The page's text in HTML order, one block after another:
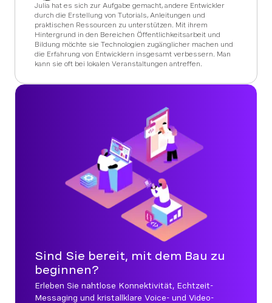
Julia hat es sich zur Aufgabe gemacht, andere Entwickler
durch die Erstellung von Tutorials, Anleitungen und
praktischen Ressourcen zu unterstützen. Mit ihrem
Hintergrund in den Bereichen Öffentlichkeitsarbeit und
Bildung möchte sie Technologien zugänglicher machen und
die Erfahrung von Entwicklern insgesamt verbessern. Man
kann sie oft bei lokalen Veranstaltungen antreffen.
Sind Sie bereit, mit dem Bau zu
beginnen?
Erleben Sie nahtlose Konnektivität, Echtzeit-
Messaging und kristallklare Voice- und Video-